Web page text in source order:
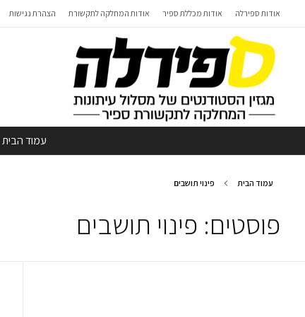
אודות ספירלה אודות מכללת ספיר אודות המחלקה לתקשורת הצהרת נגישות
עמוד הבית
עמוד הבית פינוי תושבים
פוסטים: פינוי תושבים